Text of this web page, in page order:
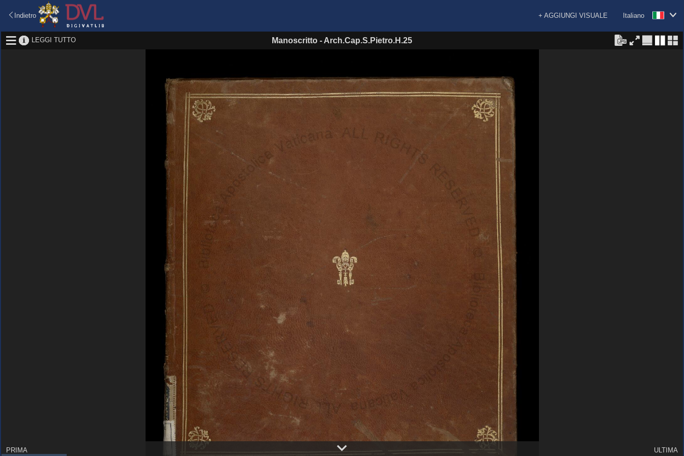
Indietro Italiano
+ AGGIUNGI VISUALE
LEGGI TUTTO Manoscritto - Arch.Cap.S.Pietro.H.25
PRIMA ULTIMA